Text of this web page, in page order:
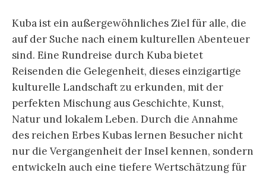
Kuba ist ein außergewöhnliches Ziel für alle, die
auf der Suche nach einem kulturellen Abenteuer
sind. Eine Rundreise durch Kuba bietet
Reisenden die Gelegenheit, dieses einzigartige
kulturelle Landschaft zu erkunden, mit der
perfekten Mischung aus Geschichte, Kunst,
Natur und lokalem Leben. Durch die Annahme
des reichen Erbes Kubas lernen Besucher nicht
nur die Vergangenheit der Insel kennen, sondern
entwickeln auch eine tiefere Wertschätzung für